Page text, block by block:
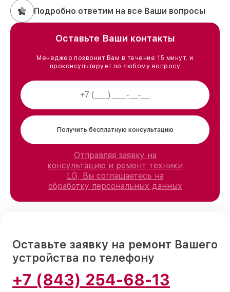
Подробно ответим на все Ваши вопросы
Оставьте Ваши контакты
Менеджер позвонит Вам в течение 15 минут, и
проконсультирует по любому вопросу
Получить бесплатную консультацию
Отправляя заявку на
консультацию и ремонт техники
LG, Вы соглашаетесь на
обработку персональных данных
Оставьте заявку на ремонт Вашего
устройства по телефону
+7 (843) 254-68-13